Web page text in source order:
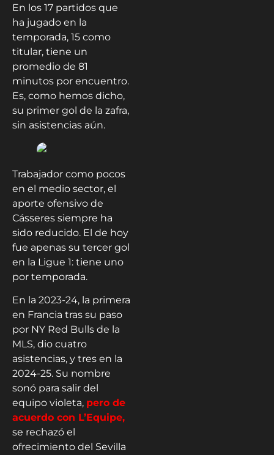
En los 17 partidos que
ha jugado en la
temporada, 15 como
titular, tiene un
promedio de 81
minutos por encuentro.
Es, como hemos dicho,
su primer gol de la zafra,
sin asistencias aún.
Trabajador como pocos
en el medio sector, el
aporte ofensivo de
Cásseres siempre ha
sido reducido. El de hoy
fue apenas su tercer gol
en la Ligue 1: tiene uno
por temporada.
En la 2023-24, la primera
en Francia tras su paso
por NY Red Bulls de la
MLS, dio cuatro
asistencias, y tres en la
2024-25. Su nombre
sonó para salir del
equipo violeta, pero de
acuerdo con L’Equipe,
se rechazó el
ofrecimiento del Sevilla